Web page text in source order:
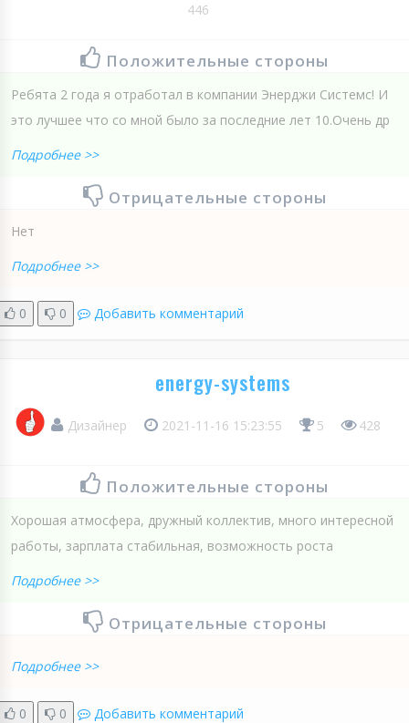
446
Положительные стороны
Ребята 2 года я отработал в компании Энерджи Системс! И
это лучшее что со мной было за последние лет 10.Очень др
Подробнее >>
Отрицательные стороны
Нет
Подробнее >>
0 0 Добавить комментарий
energy-systems
Дизайнер 2021-11-16 15:23:55 5 428
Положительные стороны
Хорошая атмосфера, дружный коллектив, много интересной
работы, зарплата стабильная, возможность роста
Подробнее >>
Отрицательные стороны
Подробнее >>
0 0 Добавить комментарий